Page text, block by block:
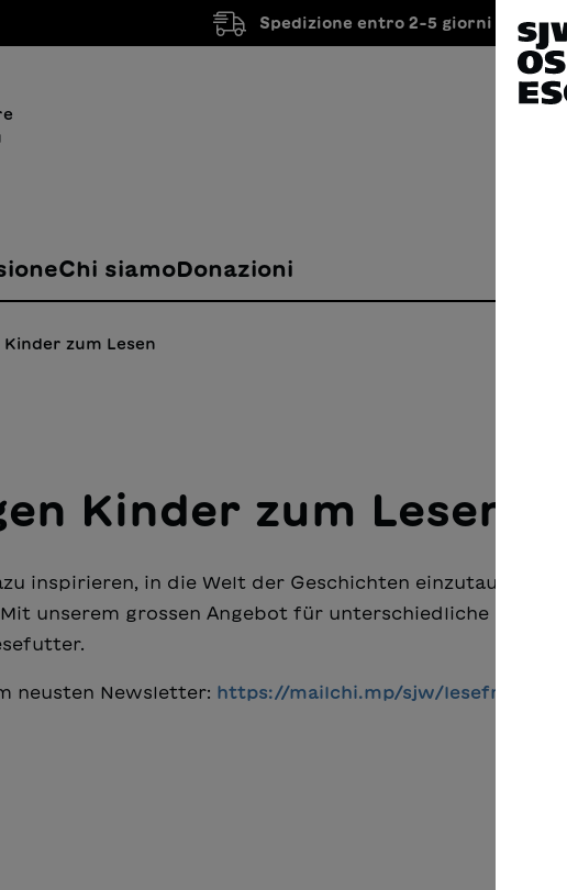
Spedizione entro 2-5 giorni
Chi siamoDonazioni
zum Lesen
Kinder zum Lesen
inspirieren, in die Welt der Geschichten einzutauchen
unserem grossen Angebot für unterschiedliche
neusten Newsletter: https://mailchi.mp/sjw/